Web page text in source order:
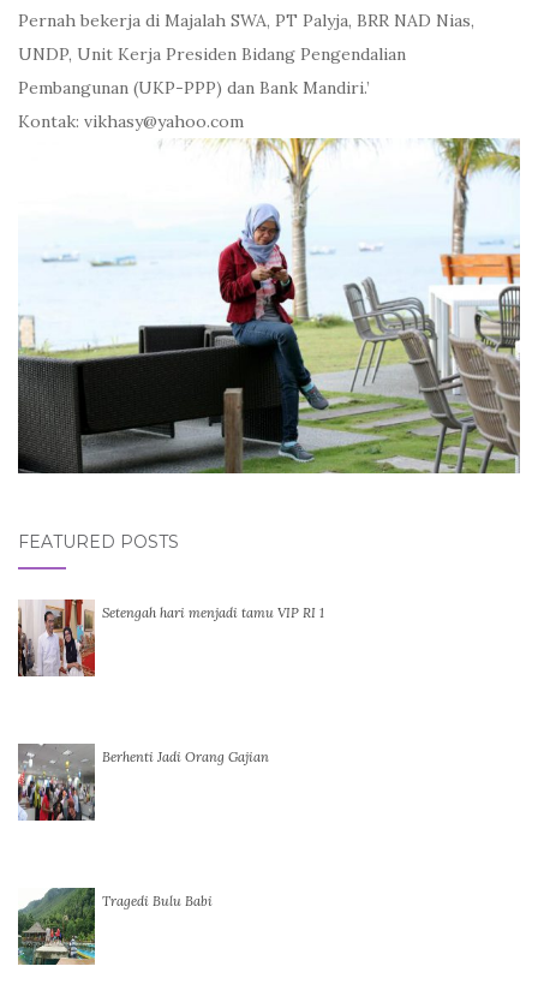
Pernah bekerja di Majalah SWA, PT Palyja, BRR NAD Nias,
UNDP, Unit Kerja Presiden Bidang Pengendalian
Pembangunan (UKP-PPP) dan Bank Mandiri.’
Kontak: vikhasy@yahoo.com
FEATURED POSTS
Setengah hari menjadi tamu VIP RI 1
Berhenti Jadi Orang Gajian
Tragedi Bulu Babi